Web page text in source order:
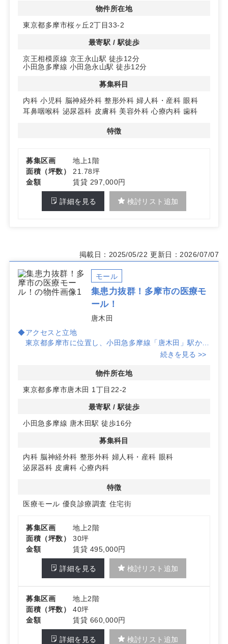
地上1階の路面区画で視認性を確保しやすく、居抜き物件
のためレイアウト検討や開業準備のステップを整えやすい
す。
◆ 建物スペックと条件のバランス
1998年竣工のRC造で、長期利用を見据えた検討がしやす
い物件です。保証金8ヶ月・礼金1ヶ月、入居時期は相談
可能。所在地は多摩市桜ヶ丘2丁目で、地域医療ニーズの
物件所在地
東京都多摩市桜ヶ丘2丁目33-2
最寄駅 / 駅徒歩
京王相模原線 京王永山駅 徒歩12分
小田急多摩線 小田急永山駅 徒歩12分
募集科目
内科 小児科 脳神経外科 整形外科 婦人科・産科 眼科
耳鼻咽喉科 泌尿器科 皮膚科 美容外科 心療内科 歯科
特徴
募集区画
地上1階
面積（坪数）
21.78坪
金額
賃貸 297,000円
詳細を見る 検討リスト追加
掲載日：2025/05/22 更新日：2026/07/07
モール
集患力抜群！多摩市の医療モ
ール！
唐木田
◆アクセスと立地
東京都多摩市に位置し、小田急多摩線「唐木田」駅から
約300台の駐車場を完備しており、車で訪れる患者様に
も快適にご利用いただけます。
◆診療圏の魅力
科、眼科といった診療圏が良好で、
さまざまな科目のクリニックに適しています。
続きを見る >>
物件所在地
東京都多摩市唐木田 1丁目22-2
最寄駅 / 駅徒歩
小田急多摩線 唐木田駅 徒歩16分
募集科目
内科 脳神経外科 整形外科 婦人科・産科 眼科
泌尿器科 皮膚科 心療内科
特徴
医療モール 優良診療調査 住宅街
募集区画
地上2階
面積（坪数）
30坪
金額
賃貸 495,000円
詳細を見る 検討リスト追加
募集区画
地上2階
面積（坪数）
40坪
金額
賃貸 660,000円
詳細を見る 検討リスト追加